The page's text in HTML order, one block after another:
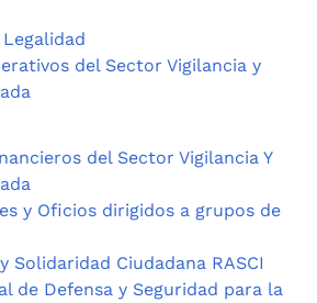
del Sector Vigilancia y
del Sector Vigilancia Y
y Oficios dirigidos a grupos de
Solidaridad Ciudadana RASCI
de Defensa y Seguridad para la